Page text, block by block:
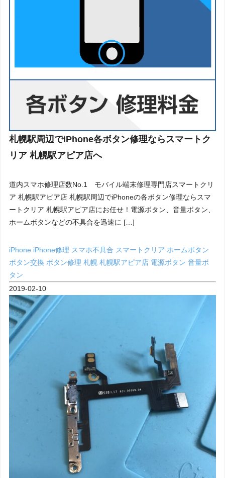
札幌駅周辺でiPhone各ボタン修理ならスマートク
リア 札幌駅アピア店へ
道内スマホ修理店数No.1 モバイル端末修理専門店スマートクリ
ア 札幌駅アピア店 札幌駅周辺でiPhoneの各ボタン修理ならスマ
ートクリア 札幌駅アピア店にお任せ！電源ボタン、音量ボタン、
ホームボタンなどの不具合を迅速に […]
iPhone iPhone修理 スマホ不具合 スマートクリア ホームボタン
ボタン交換 ボタン修理札幌札幌駅アピア店 電源ボタン音量ボ
タン
2019-02-10